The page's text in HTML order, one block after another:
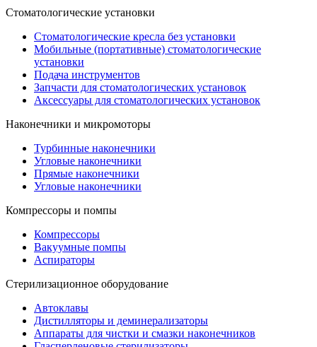
Стоматологические установки
Стоматологические кресла без установки
Мобильные (портативные) стоматологические
установки
Подача инструментов
Запчасти для стоматологических установок
Аксессуары для стоматологических установок
Наконечники и микромоторы
Турбинные наконечники
Угловые наконечники
Прямые наконечники
Угловые наконечники
Компрессоры и помпы
Компрессоры
Вакуумные помпы
Аспираторы
Стерилизационное оборудование
Автоклавы
Дистилляторы и деминерализаторы
Аппараты для чистки и смазки наконечников